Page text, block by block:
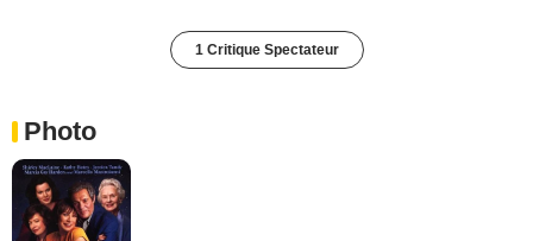
1 Critique Spectateur
Photo